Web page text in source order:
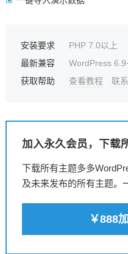
安装要求
PHP 7.0以上
最新兼容
WordPress
获取帮助
查看教程 联
加入永久会员，下载
下载所有主题多多
及未来发布的所有主题。
￥888